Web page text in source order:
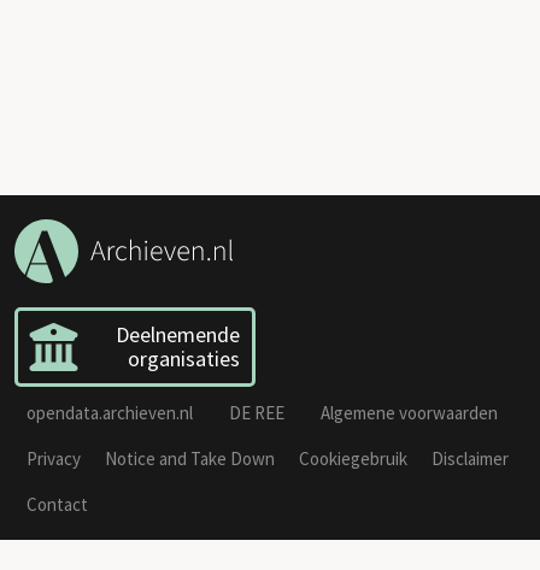
Deelnemende
organisaties
opendata.archieven.nl DE REE
Algemene voorwaarden
Privacy
Notice and Take Down Cookiegebruik
Disclaimer
Contact